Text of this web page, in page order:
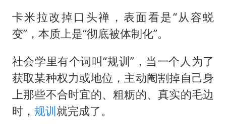
卡米拉改掉口头禅，表面看是“从容蜕
变”，本质上是“彻底被体制化”。
社会学里有个词叫“规训”，当一个人为了
获取某种权力或地位，主动阉割掉自己身
上那些不合时宜的、粗粝的、真实的毛边
时， 规训就完成了。